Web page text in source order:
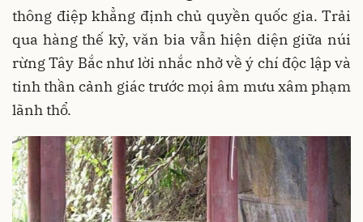
thông điệp khẳng định chủ quyền quốc gia. Trải
qua hàng thế kỷ, văn bia vẫn hiện diện giữa núi
rừng Tây Bắc như lời nhắc nhở về ý chí độc lập và
tinh thần cảnh giác trước mọi âm mưu xâm phạm
lãnh thổ.